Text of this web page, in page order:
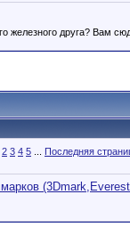
железного друга? Вам
2 3 4 5
Последняя